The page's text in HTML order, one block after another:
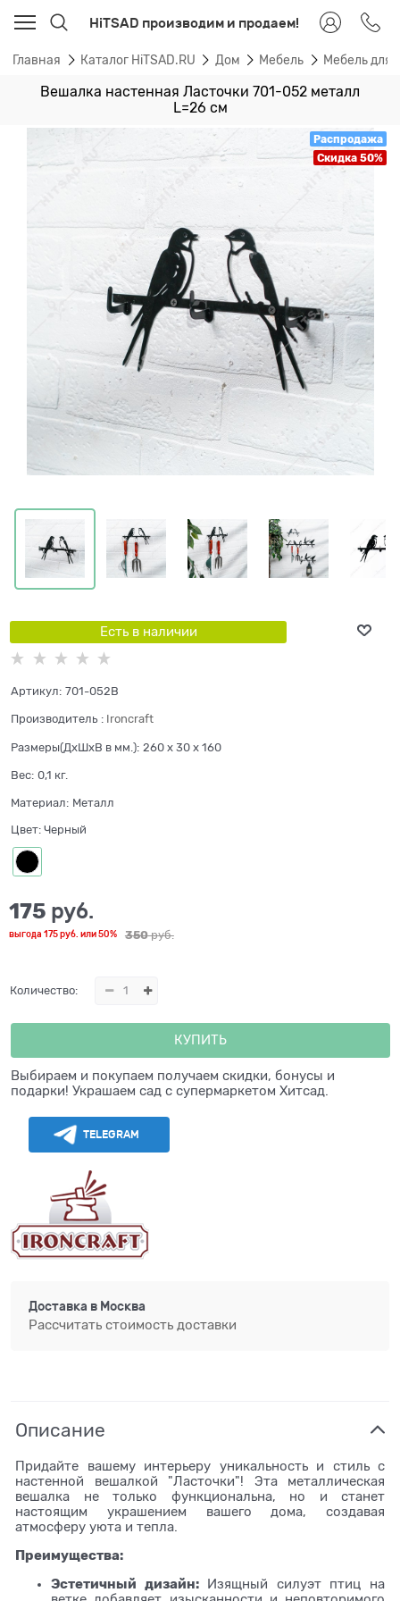
HiTSAD производим и продаем!
Главная Каталог HiTSAD.RU Дом Мебель Мебель для
Вешалка настенная Ласточки 701-052 металл
L=26 см
Распродажа
Скидка 50%
Есть в наличии
Артикул: 701-052B
Производитель : Ironcraft
Размеры(ДхШхВ в мм.): 260 x 30 x 160
Вес: 0,1 кг.
Материал: Металл
Цвет: Черный
350 руб.
175 руб.
выгода 175 руб. или50%
Количество:
КУПИТЬ
Выбираем и покупаем получаем скидки, бонусы и
подарки! Украшаем сад с супермаркетом Хитсад.
TELEGRAM
Доставка в Москва
Рассчитать стоимость доставки
Описание
Придайте вашему интерьеру уникальность и стиль с
настенной вешалкой "Ласточки"! Эта металлическая
вешалка не только функциональна, но и станет
настоящим украшением вашего дома, создавая
атмосферу уюта и тепла.
Преимущества:
Эстетичный дизайн:Изящный силуэт птиц на